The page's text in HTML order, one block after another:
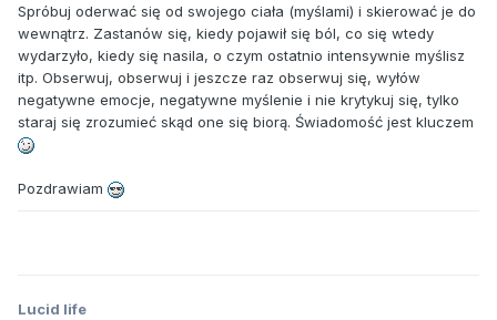
Spróbuj oderwać się od swojego ciała (myślami) i skierować je do
wewnątrz. Zastanów się, kiedy pojawił się ból, co się wtedy
wydarzyło, kiedy się nasila, o czym ostatnio intensywnie myślisz
itp. Obserwuj, obserwuj i jeszcze raz obserwuj się, wyłów
negatywne emocje, negatywne myślenie i nie krytykuj się, tylko
staraj się zrozumieć skąd one się biorą. Świadomość jest kluczem
Pozdrawiam
Lucid life